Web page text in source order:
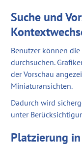
Suche und
Benutzer können
durchsuchen.
der Vorschau
Miniaturansichten.
Dadurch wird
unter
Platzierung